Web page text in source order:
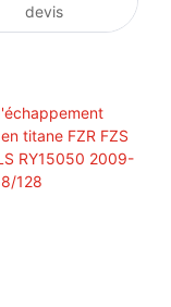
devis